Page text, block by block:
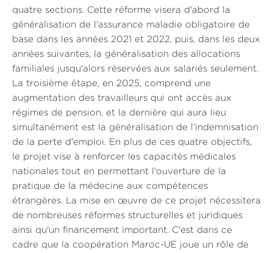
quatre sections. Cette réforme visera d'abord la
généralisation de l'assurance maladie obligatoire de
base dans les années 2021 et 2022, puis, dans les deux
années suivantes, la généralisation des allocations
familiales jusqu'alors réservées aux salariés seulement.
La troisième étape, en 2025, comprend une
augmentation des travailleurs qui ont accès aux
régimes de pension, et la dernière qui aura lieu
simultanément est la généralisation de l'indemnisation
de la perte d'emploi. En plus de ces quatre objectifs,
le projet vise à renforcer les capacités médicales
nationales tout en permettant l'ouverture de la
pratique de la médecine aux compétences
étrangères. La mise en œuvre de ce projet nécessitera
de nombreuses réformes structurelles et juridiques
ainsi qu'un financement important. C'est dans ce
cadre que la coopération Maroc-UE joue un rôle de